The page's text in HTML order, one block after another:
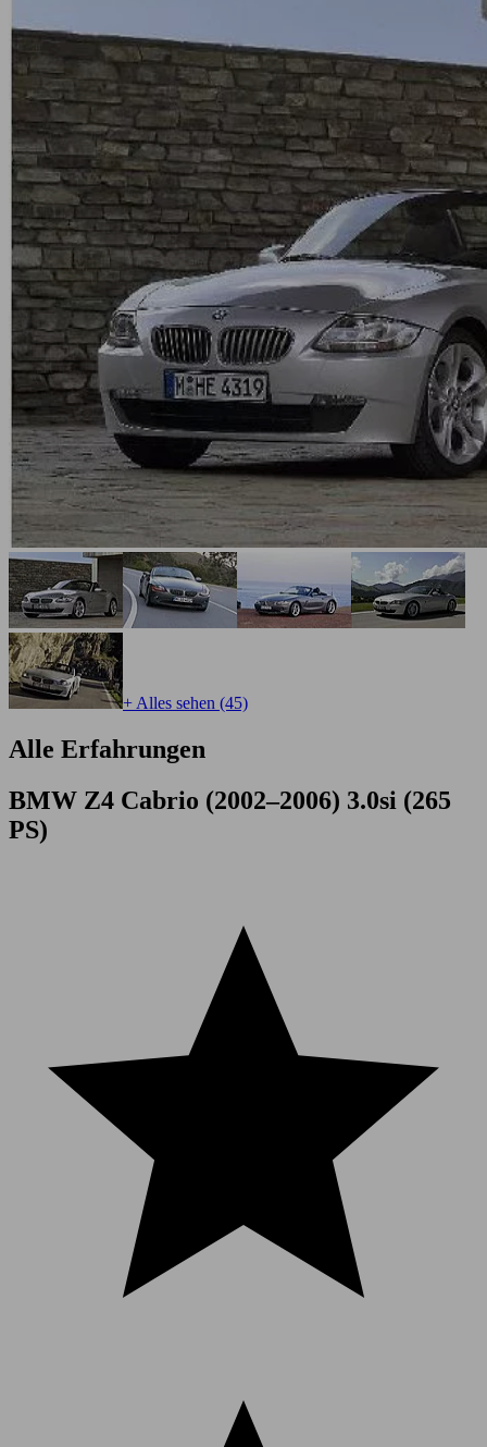
+ Alles sehen (45)
Alle Erfahrungen
BMW Z4 Cabrio (2002–2006) 3.0si (265
PS)